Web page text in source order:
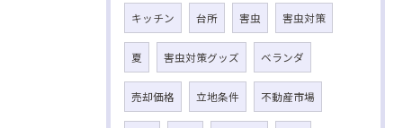
キッチン 台所 害虫 害虫対策
夏 害虫対策グッズ ベランダ
売却価格 立地条件 不動産市場